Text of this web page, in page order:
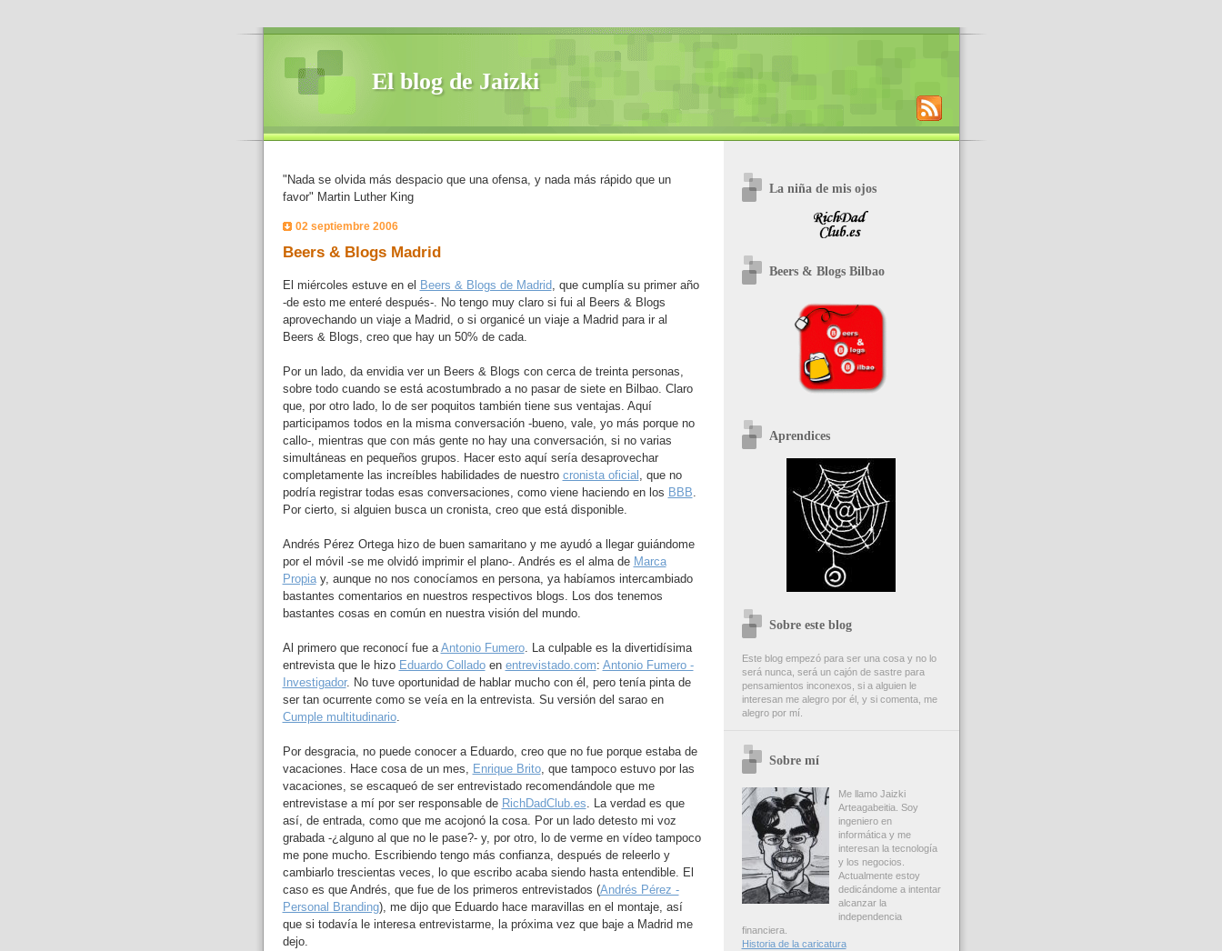
El blog de Jaizki
"Nada se olvida más despacio que una ofensa, y nada más rápido que un
favor" Martin Luther King
02 septiembre 2006
Beers & Blogs Madrid
El miércoles estuve en el Beers & Blogs de Madrid, que cumplía su primer año
-de esto me enteré después-. No tengo muy claro si fui al Beers & Blogs
aprovechando un viaje a Madrid, o si organicé un viaje a Madrid para ir al
Beers & Blogs, creo que hay un 50% de cada.
Por un lado, da envidia ver un Beers & Blogs con cerca de treinta personas,
sobre todo cuando se está acostumbrado a no pasar de siete en Bilbao. Claro
que, por otro lado, lo de ser poquitos también tiene sus ventajas. Aquí
participamos todos en la misma conversación -bueno, vale, yo más porque no
callo-, mientras que con más gente no hay una conversación, si no varias
simultáneas en pequeños grupos. Hacer esto aquí sería desaprovechar
completamente las increíbles habilidades de nuestro cronista oficial , que no
podría registrar todas esas conversaciones, como viene haciendo en los BBB
Por cierto, si alguien busca un cronista, creo que está disponible.
Andrés Pérez Ortega hizo de buen samaritano y me ayudó a llegar guiándome
por el móvil -se me olvidó imprimir el plano-. Andrés es el alma de Marca
Propiay, aunque no nos conocíamos en persona, ya habíamos intercambiado
bastantes comentarios en nuestros respectivos blogs. Los dos tenemos
bastantes cosas en común en nuestra visión del mundo.
Al primero que reconocí fue a Antonio Fumero. La culpable es la divertidísima
entrevista que le hizo Eduardo Colladoen entrevistado.com: Antonio Fumero -
Investigador. No tuve oportunidad de hablar mucho con él, pero tenía pinta de
ser tan ocurrente como se veía en la entrevista. Su versión del sarao en
Cumple multitudinario.
Por desgracia, no puede conocer a Eduardo, creo que no fue porque estaba de
vacaciones. Hace cosa de un mes, Enrique Brito, que tampoco estuvo por las
vacaciones, se escaqueó de ser entrevistado recomendándole que me
entrevistase a mí por ser responsable de RichDadClub.es . La verdad es que
así, de entrada, como que me acojonó la cosa. Por un lado detesto mi voz
grabada -¿alguno al que no le pase?- y, por otro, lo de verme en vídeo tampoco
me pone mucho. Escribiendo tengo más confianza, después de releerlo y
cambiarlo trescientas veces, lo que escribo acaba siendo hasta entendible. El
caso es que Andrés, que fue de los primeros entrevistados (Andrés Pérez -
Personal Branding), me dijo que Eduardo hace maravillas en el montaje, así
que si todavía le interesa entrevistarme, la próxima vez que baje a Madrid me
dejo.
La niña de mis ojos
Beers & Blogs Bilbao
Aprendices
Sobre este blog
Este blog empezó para ser una cosa y no lo
será nunca, será un cajón de sastre para
pensamientos inconexos, si a alguien le
interesan me alegro por él, y si comenta, me
alegro por mí.
Sobre mí
Me llamo Jaizki
Arteagabeitia. Soy
ingeniero en
informática y me
interesan la tecnología
y los negocios.
Actualmente estoy
dedicándome a intentar
alcanzar la
independencia
financiera.
Historia de la caricatura